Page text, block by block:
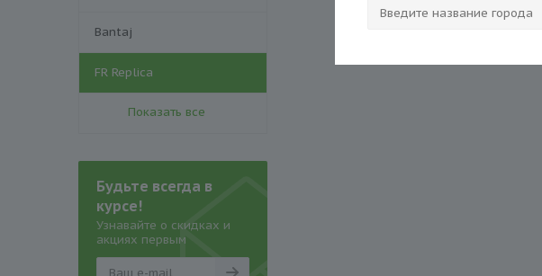
Bantaj
FR Replica
Показать все
Будьте всегда в
курсе!
Узнавайте о скидках и
акциях первым